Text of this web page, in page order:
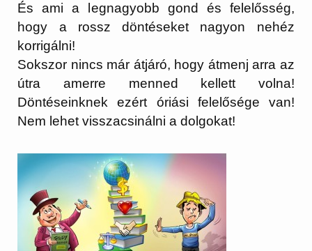
És ami a legnagyobb gond és felelősség,
hogy a rossz döntéseket nagyon nehéz
korrigálni!
Sokszor nincs már átjáró, hogy átmenj arra az
útra amerre menned kellett volna!
Döntéseinknek ezért óriási felelősége van!
Nem lehet visszacsinálni a dolgokat!